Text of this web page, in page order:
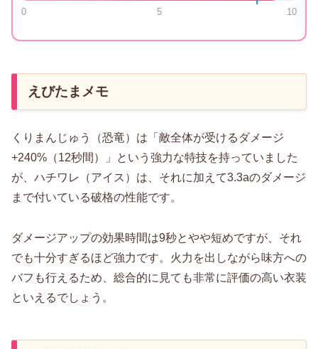
0 5 10
えびたまメモ
くりまんじゅう（恐竜）は「敵全体が受けるダメージ
+240%（12秒間）」という強力な特技を持っていました
が、ハチワレ（アイス）は、それに加えて3.3aのダメージ
まで付いている破格の性能です。
ダメージアップの効果時間は9秒とやや短めですが、それ
でも十分すぎるほど強力です。火力を出しながら味方への
バフも行えるため、総合的に見ても非常に評価の高い衣装
といえるでしょう。